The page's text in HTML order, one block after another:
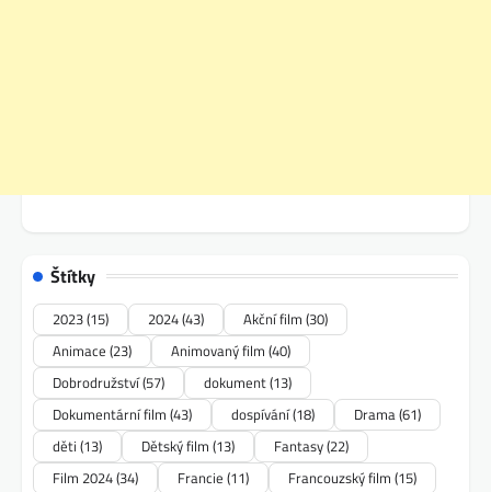
Štítky
2023(15) 2024(43) Akční film (30)
Animace (23) Animovaný film (40)
Dobrodružství(57) dokument(13)
Dokumentární film (43) dospívání(18) Drama(61)
děti (13) Dětský film (13) Fantasy(22)
Film 2024(34) Francie (11) Francouzský film (15)